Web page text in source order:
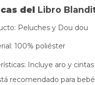
del Libro
Peluches y Dou dou
100% poliéster
Incluye aro y
recomendado para